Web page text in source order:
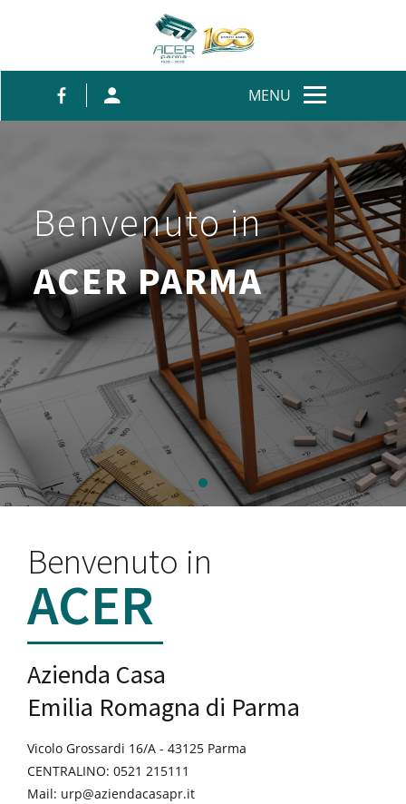
MENU
Benvenuto in
ACER PARMA
Benvenuto in
ACER
Azienda Casa
Emilia Romagna di Parma
Vicolo Grossardi 16/A - 43125 Parma
CENTRALINO: 0521 215111
Mail: urp@aziendacasapr.it